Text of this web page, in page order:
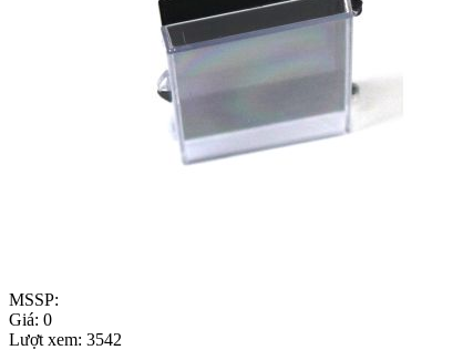
MSSP:
Giá: 0
Lượt xem: 3542